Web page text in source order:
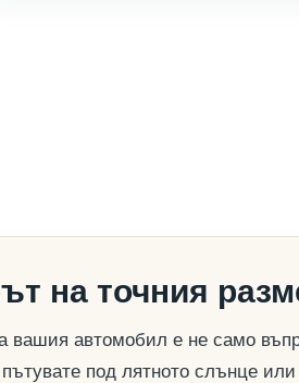
на точния
вашия автомобил е не само
под лятното слънце